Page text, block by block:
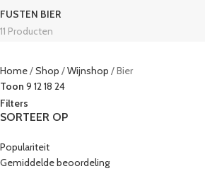
FUSTEN BIER
11 Producten
Home Shop Wijnshop
Bier
Toon 9 1218 24
Filters
SORTEER OP
Populariteit
Gemiddelde beoordeling